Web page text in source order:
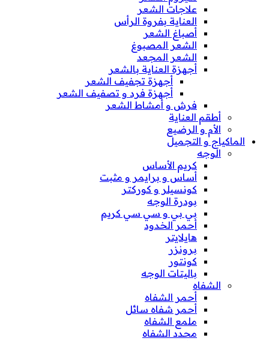
علاجات الشعر
العناية بفروة الرأس
أصباغ الشعر
الشعر المصبوغ
الشعر المجعد
أجهزة العناية بالشعر
أجهزة تجفيف الشعر
أجهزة فرد و تصفيف الشعر
فرش و أمشاط الشعر
أطقم العناية
الأم و الرضيع
الماكياج و التجميل
الوجه
كريم الأساس
أساس و برايمر و مثبت
كونسيلر و كوركتر
بودرة الوجه
بي بي و سي سي كريم
أحمر الخدود
هايلايتر
برونزر
كونتور
باليتات الوجه
الشفاه
أحمر الشفاه
أحمر شفاه سائل
ملمع الشفاه
محدد الشفاه